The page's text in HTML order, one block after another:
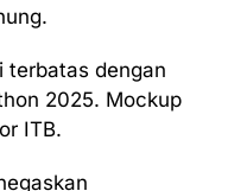
terbatas dengan
2025. Mockup
ITB.